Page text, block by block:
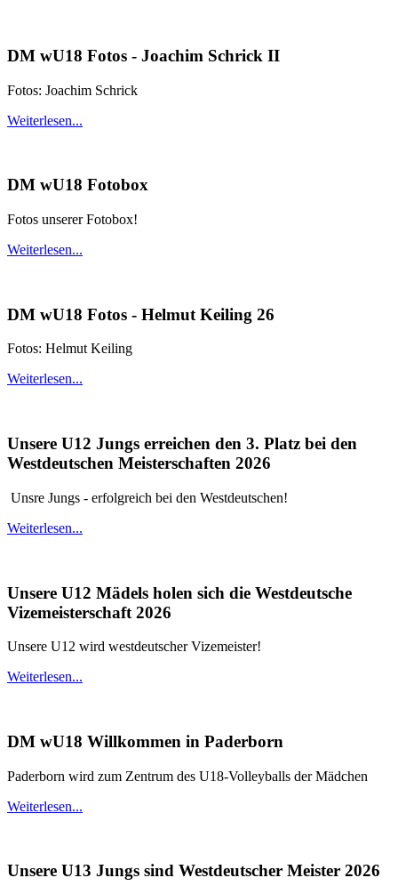
DM wU18 Fotos - Joachim Schrick II
Fotos: Joachim Schrick
Weiterlesen...
DM wU18 Fotobox
Fotos unserer Fotobox!
Weiterlesen...
DM wU18 Fotos - Helmut Keiling 26
Fotos: Helmut Keiling
Weiterlesen...
Unsere U12 Jungs erreichen den 3. Platz bei den
Westdeutschen Meisterschaften 2026
Unsre Jungs - erfolgreich bei den Westdeutschen!
Weiterlesen...
Unsere U12 Mädels holen sich die Westdeutsche
Vizemeisterschaft 2026
Unsere U12 wird westdeutscher Vizemeister!
Weiterlesen...
DM wU18 Willkommen in Paderborn
Paderborn wird zum Zentrum des U18-Volleyballs der Mädchen
Weiterlesen...
Unsere U13 Jungs sind Westdeutscher Meister 2026